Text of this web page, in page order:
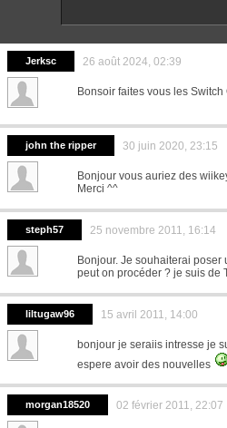
Jerksc 26 août 2024, 02:39
Bonsoir faites vous les Switch
john the ripper 30 juin 2020, 23:15
Bonjour vous auriez des
Merci ^^
steph57 25 novembre 2011, 16:14
Bonjour. Je souhaiterai
peut on procéder ? je suis de
liltugaw96 15 avril 2011, 14:00
bonjour je seraiis intresse je
espere avoir des nouvelles
morgan18520 02 février 2011, 22:07